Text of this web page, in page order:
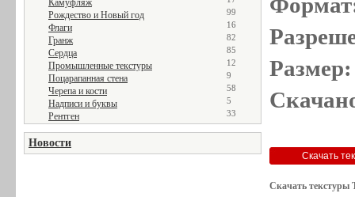
Камуфляж
Рождество и Новый год 99
Флаги 16
Гранж 82
Сердца 85
Промышленные текстуры 12
Поцарапанная стена 9
Черепа и кости 58
Надписи и буквы 5
Рентген 33
Новости
Скачать текстуры